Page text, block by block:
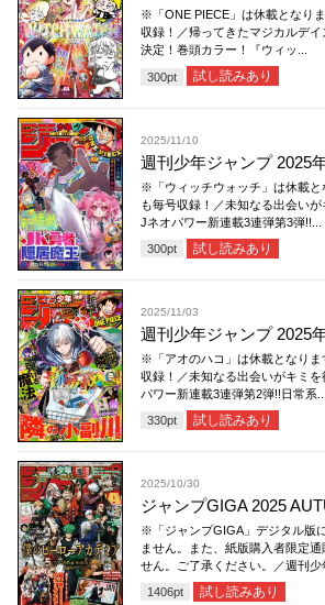
※「ONE PIECE」は休載となり
収録！／帰ってきたマジカルデ
決定！巻頭カラー！『ウィッ...
300pt 試し読みあり
2025/11/10
週刊少年ジャンプ 2025
※「ウィッチウォッチ」は休載と
も毎号収録！／未知なる出会い
Jネオパワー新連載3連弾第3弾!!...
300pt 試し読みあり
2025/11/03
週刊少年ジャンプ 2025
※「アオのハコ」は休載となりま
収録！／未知なる出会いがキミ
パワー新連載3連弾第2弾!!日常系...
330pt 試し読みあり
2025/10/30
ジャンプGIGA 2025
※「ジャンプGIGA」デジタル版
ません。また、紙版購入者限定
せん。ご了承ください。／週刊少
1406pt 試し読みあり